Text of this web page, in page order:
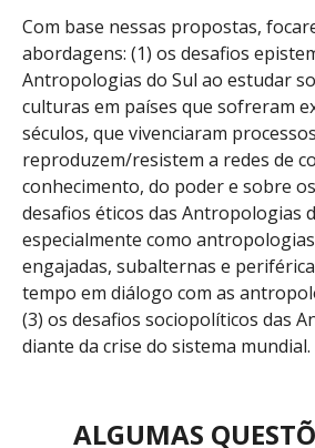
Com base nessas propostas,
abordagens: (1) os desafios
Antropologias do Sul ao estudar
culturas em países que sofreram
séculos, que vivenciaram
reproduzem/resistem a redes de
conhecimento, do poder e sobre
desafios éticos das Antropologias
especialmente como
engajadas, subalternas e
tempo em diálogo com as
(3) os desafios sociopolíticos das
diante da crise do sistema mundial.
ALGUMAS